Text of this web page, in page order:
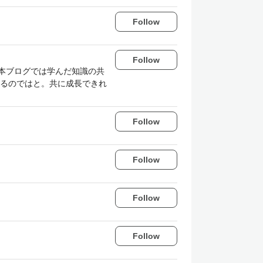
Follow
ブログでは学んだ知識の共
のではと。共に成長できれ
Follow
Follow
Follow
Follow
Follow